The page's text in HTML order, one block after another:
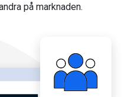
på marknaden.